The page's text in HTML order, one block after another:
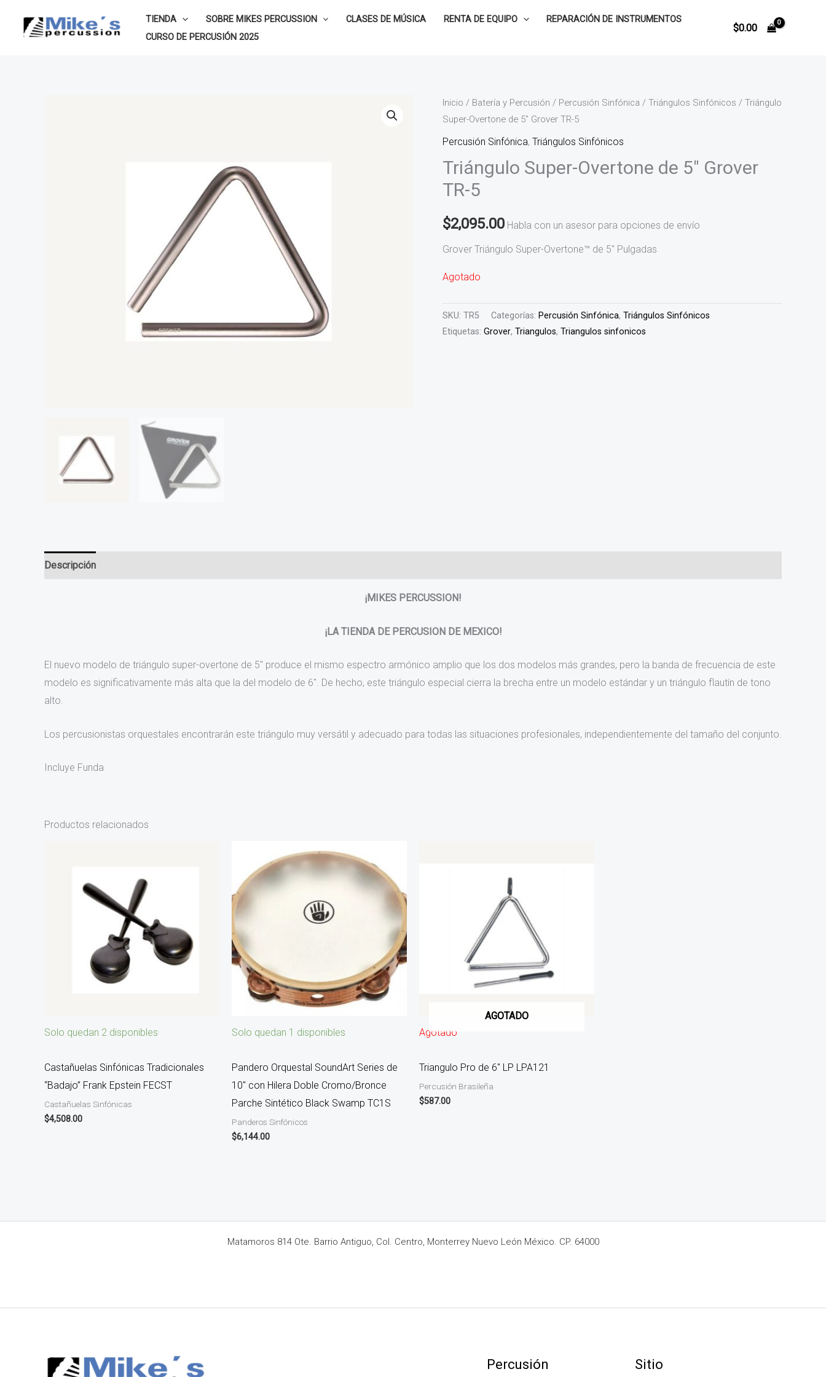
TIENDA SOBRE MIKES PERCUSSION CLASES DE MÚSICA RENTA DE EQUIPO
REPARACIÓN DE INSTRUMENTOS
CURSO DE PERCUSIÓN 2025
$0.00
Inicio / Batería y Percusión / Percusión Sinfónica / Triángulos Sinfónicos / Triángulo
Super-Overtone de 5″ Grover TR-5
Percusión Sinfónica, Triángulos Sinfónicos
Triángulo Super-Overtone de 5″ Grover
TR-5
$2,095.00 Habla con un asesor para opciones de envío
Grover Triángulo Super-Overtone™ de 5″ Pulgadas
Agotado
SKU: TR5 Categorías: Percusión Sinfónica, Triángulos Sinfónicos
Etiquetas: Grover, Triangulos, Triangulos sinfonicos
Descripción
¡MIKES PERCUSSION!
¡LA TIENDA DE PERCUSION DE MEXICO!
El nuevo modelo de triángulo super-overtone de 5″ produce el mismo espectro armónico amplio que los dos modelos más grandes, pero la banda de frecuencia de este
modelo es significativamente más alta que la del modelo de 6″. De hecho, este triángulo especial cierra la brecha entre un modelo estándar y un triángulo flautín de tono
alto.
Los percusionistas orquestales encontrarán este triángulo muy versátil y adecuado para todas las situaciones profesionales, independientemente del tamaño del conjunto.
Incluye Funda
Productos relacionados
Solo quedan 2 disponibles
Castañuelas Sinfónicas Tradicionales
“Badajo” Frank Epstein FECST
Castañuelas Sinfónicas
$4,508.00
Solo quedan 1 disponibles
Pandero Orquestal SoundArt Series de
10″ con Hilera Doble Cromo/Bronce
Parche Sintético Black Swamp TC1S
Panderos Sinfónicos
$6,144.00
AGOTADO
Agotado
Triangulo Pro de 6″ LP LPA121
Percusión Brasileña
$587.00
Matamoros 814 Ote. Barrio Antiguo, Col. Centro, Monterrey Nuevo León México. CP. 64000
Percusión Sitio